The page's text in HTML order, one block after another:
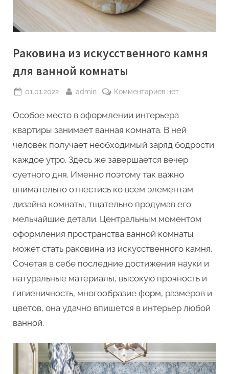
Раковина из искусственного камня
для ванной комнаты
Posted
01.01.2022 By
admin Комментариевк
Раковина
из
камня
для
ванной
нет
Особое место в оформлении интерьера
квартиры занимает ванная комната. В ней
человек получает необходимый заряд бодрости
каждое утро. Здесь же завершается вечер
суетного дня. Именно поэтому так важно
внимательно отнестись ко всем элементам
дизайна комнаты, тщательно продумав его
мельчайшие детали. Центральным моментом
оформления пространства ванной комнаты
может стать раковина из искусственного камня.
Сочетая в себе последние достижения науки и
натуральные материалы, высокую прочность и
гигиеничность, многообразие форм, размеров и
цветов, она удачно впишется в интерьер любой
ванной.